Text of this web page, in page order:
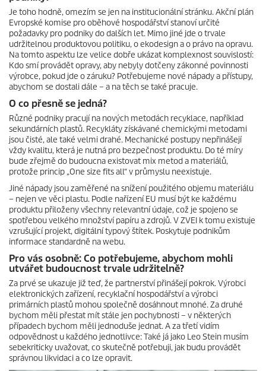
Je toho hodně, omezím se jen na institucionální stránku. Akční plán
Evropské komise pro oběhové hospodářství stanoví určité
požadavky pro podniky do dalších let. Mimo jiné jde o trvale
udržitelnou produktovou politiku, o ekodesign a o právo na opravu.
Na tomto aspektu lze velice dobře ukázat komplexnost souvislostí:
Kdo smí provádět opravy, aby nebyly dotčeny zákonné povinnosti
výrobce, pokud jde o záruku? Potřebujeme nové nápady a přístupy,
abychom se dostali dále – a na těch se také pracuje.
O co přesně se jedná?
Různé podniky pracují na nových metodách recyklace, například
sekundárních plastů. Recykláty získávané chemickými metodami
jsou čisté, ale také velmi drahé. Mechanické postupy nepřinášejí
vždy kvalitu, která je nutná pro bezpečnost produktu. Do té míry
bude zřejmě do budoucna existovat mix metod a materiálů,
protože princip „One size fits all“ v průmyslu neexistuje.
Jiné nápady jsou zaměřené na snížení použitého objemu materiálu
– nejen ve věci plastu. Podle nařízení EU musí být ke každému
produktu přiloženy všechny relevantní údaje, což je spojeno se
spotřebou velkého množství papíru a zdrojů. V ZVEI k tomu existuje
vzrušující projekt, digitální typový štítek. Poskytuje podnikům
informace standardně na webu.
Pro vás osobně: Co potřebujeme, abychom mohli
utvářet budoucnost trvale udržitelně?
Za prvé se ukazuje již teď, že partnerství přinášejí pokrok. Výrobci
elektronických zařízení, recyklační hospodářství a výrobci
primárních plastů mohou společně dosáhnout mnohé. Za druhé
bychom měli přestat mít stále jen pochybnosti – v některých
případech bychom měli jednoduše jednat. A za třetí vidím
odpovědnost u každého jednotlivce: Také já jako Leo Stein musím
sebekriticky uvažovat, co skutečně potřebuji, jak budu provádět
správnou likvidaci a co lze opravit.